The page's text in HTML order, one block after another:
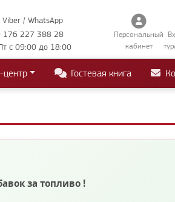
Viber / WhatsApp
176 227 388 28
с 09:00 до 18:00
Персональный
кабинет
Гостевая книга
за топливо !